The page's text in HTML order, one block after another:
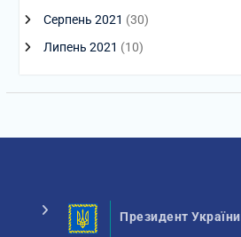
Серпень 2021 (30)
Липень 2021 (10)
Президент України